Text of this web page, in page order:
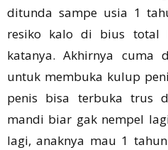
ditunda sampe usia 1
resiko kalo di bius total
katanya. Akhirnya cuma
untuk membuka kulup
penis bisa terbuka trus
mandi biar gak nempel
lagi, anaknya mau 1